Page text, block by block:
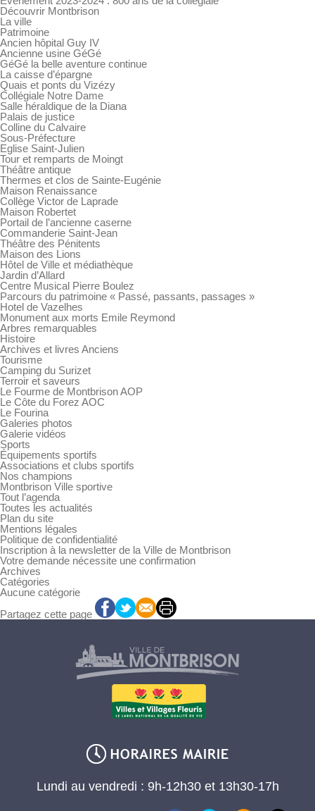
Découvrir Montbrison
La ville
Patrimoine
Ancien hôpital Guy IV
Ancienne usine GéGé
GéGé la belle aventure continue
La caisse d’épargne
Quais et ponts du Vizézy
Collégiale Notre Dame
Salle héraldique de la Diana
Palais de justice
Colline du Calvaire
Sous-Préfecture
Eglise Saint-Julien
Tour et remparts de Moingt
Théâtre antique
Thermes et clos de Sainte-Eugénie
Maison Renaissance
Collège Victor de Laprade
Maison Robertet
Portail de l’ancienne caserne
Commanderie Saint-Jean
Théâtre des Pénitents
Maison des Lions
Hôtel de Ville et médiathèque
Jardin d’Allard
Centre Musical Pierre Boulez
Parcours du patrimoine « Passé, passants, passages »
Hotel de Vazelhes
Monument aux morts Emile Reymond
Arbres remarquables
Histoire
Archives et livres Anciens
Tourisme
Camping du Surizet
Terroir et saveurs
Le Fourme de Montbrison AOP
Le Côte du Forez AOC
Le Fourina
Galeries photos
Galerie vidéos
Sports
Équipements sportifs
Associations et clubs sportifs
Nos champions
Montbrison Ville sportive
Tout l’agenda
Toutes les actualités
Plan du site
Mentions légales
Politique de confidentialité
Inscription à la newsletter de la Ville de Montbrison
Votre demande nécessite une confirmation
Archives
Catégories
Aucune catégorie
Partagez cette page
Lundi au vendredi : 9h-12h30 et 13h30-17h